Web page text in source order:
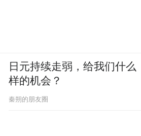
日元持续走弱，给我们什么
样的机会？
秦朔的朋友圈